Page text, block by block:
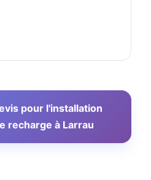
pour l'installation
recharge à Larrau